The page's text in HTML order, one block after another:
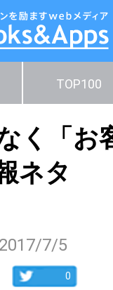
TOP100
く「お
ネタ
2017/7/5
0